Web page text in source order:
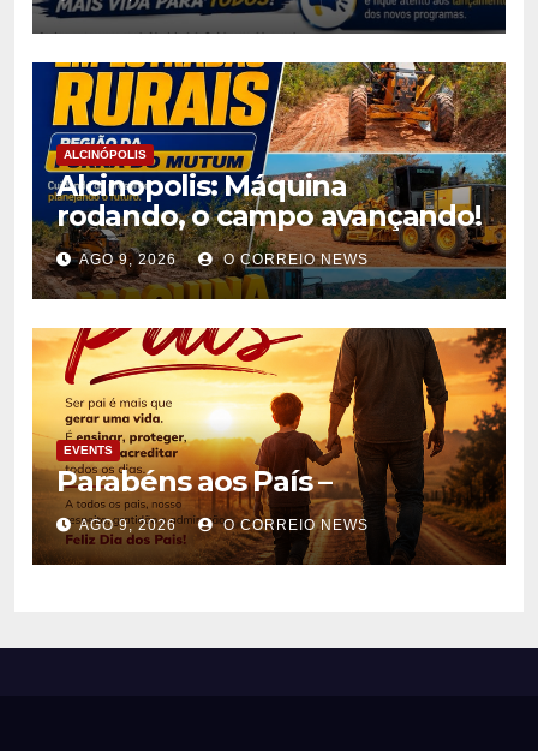
atendimento à população
ALCINÓPOLIS
Alcinopolis: Máquina
rodando, o campo avançando!
AGO 9, 2026 O CORREIO NEWS
EVENTS
Parabéns aos País –
AGO 9, 2026 O CORREIO NEWS